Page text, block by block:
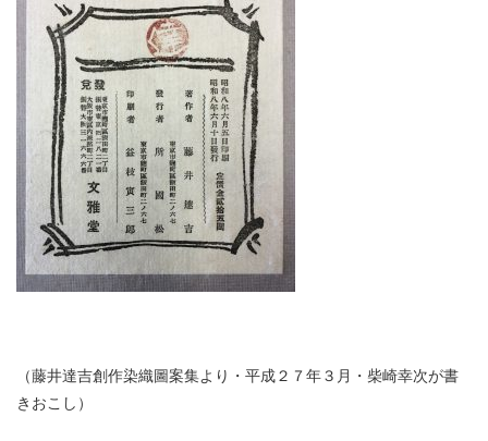
（藤井達吉創作染織圖案集より・平成２７年３月・柴崎幸次が書
きおこし）